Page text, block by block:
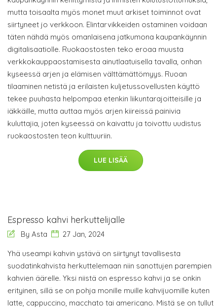
mutta toisaalta myös monet muut arkiset toiminnot ovat
siirtyneet jo verkkoon. Elintarvikkeiden ostaminen voidaan
täten nähdä myös omanlaisena jatkumona kaupankäynnin
digitalisaatiolle. Ruokaostosten teko eroaa muusta
verkkokauppaostamisesta ainutlaatuisella tavalla, onhan
kyseessä arjen ja elämisen välttämättömyys. Ruoan
tilaaminen netistä ja erilaisten kuljetussovellusten käyttö
tekee puuhasta helpompaa etenkin liikuntarajoitteisille ja
iäkkäille, mutta auttaa myös arjen kiireissä painivia
kuluttajia, joten kyseessä on kaivattu ja toivottu uudistus
ruokaostosten teon kulttuuriin.
LUE LISÄÄ
Espresso kahvi herkuttelijalle
By Asta 27 Jan, 2024
Yhä useampi kahvin ystävä on siirtynyt tavallisesta
suodatinkahvista herkuttelemaan niin sanottujen parempien
kahvien äärelle. Yksi niistä on espresso kahvi ja se onkin
erityinen, sillä se on pohja monille muille kahvijuomille kuten
latte, cappuccino, macchato tai americano. Mistä se on tullut